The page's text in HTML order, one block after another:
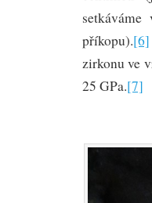
příkopu).[6]
zirkonu ve
25 GPa.[7]